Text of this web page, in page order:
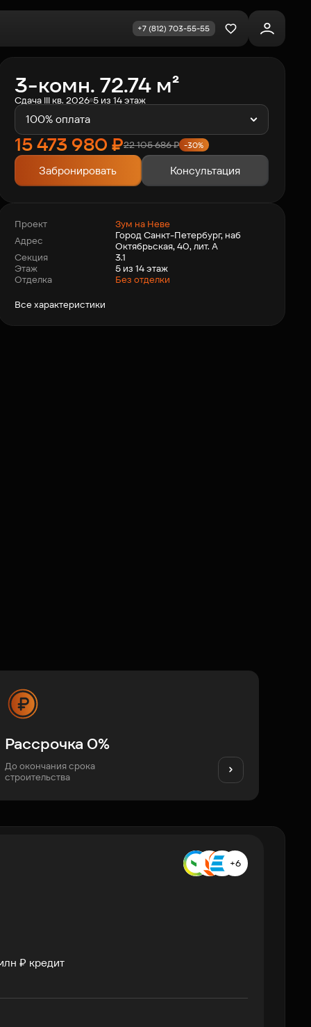
+7 (812) 703-55-55
3-комн. 72.74 м²
Сдача III кв. 2026 5 из 14 этаж
100% оплата
15 473 980 ₽22 105 686₽ -30%
Забронировать Консультация
Проект
Зум на Неве
Адрес
Город Санкт-Петербург, наб
Октябрьская, 40, лит. А
Секция
3.1
Этаж
5 из 14 этаж
Отделка
Без отделки
Все характеристики
Рассрочка 0%
До окончания срока
строительства
+6
₽ кредит